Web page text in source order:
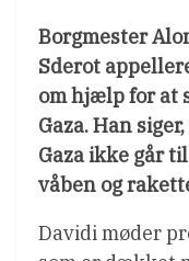
Borgmester
Sderot
om hjælp for at
Gaza. Han
Gaza ikke går
våben og
Davidi møder